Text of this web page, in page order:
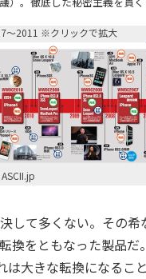
〜2011 ※クリックで拡大
て多くない。その希
換をともなった製品
大きな転換になるこ